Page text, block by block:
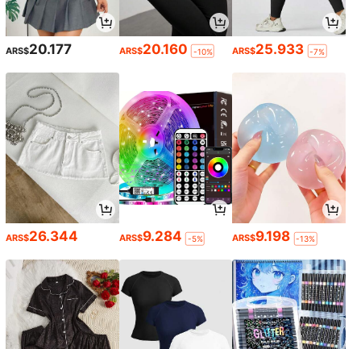
ARS$20.177 ARS$20.160 -10% ARS$25.933 -7%
ARS$26.344 ARS$9.284 -5% ARS$9.198 -13%